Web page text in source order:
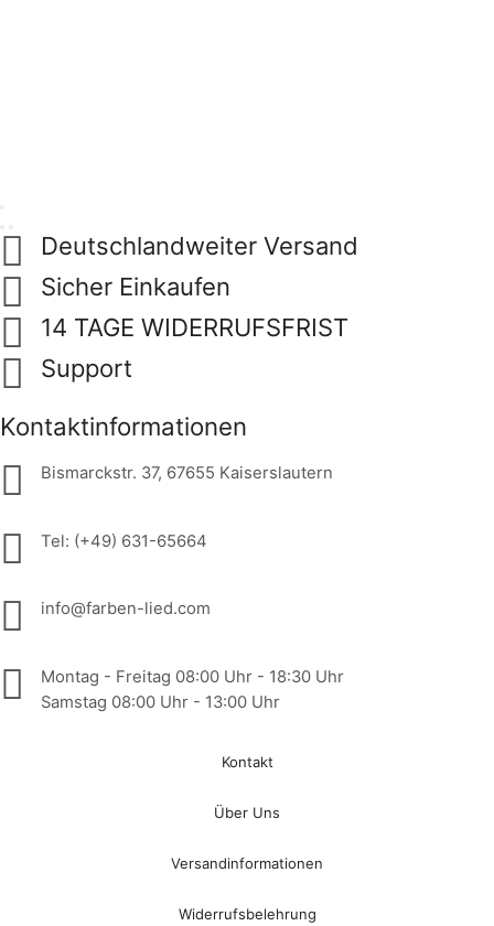
Deutschlandweiter Versand
Sicher Einkaufen
14 TAGE WIDERRUFSFRIST
Support
Kontaktinformationen
Bismarckstr. 37, 67655 Kaiserslautern
Tel: (+49) 631-65664
info@farben-lied.com
Montag - Freitag 08:00 Uhr - 18:30 Uhr
Samstag 08:00 Uhr - 13:00 Uhr
Kontakt
Über Uns
Versandinformationen
Widerrufsbelehrung